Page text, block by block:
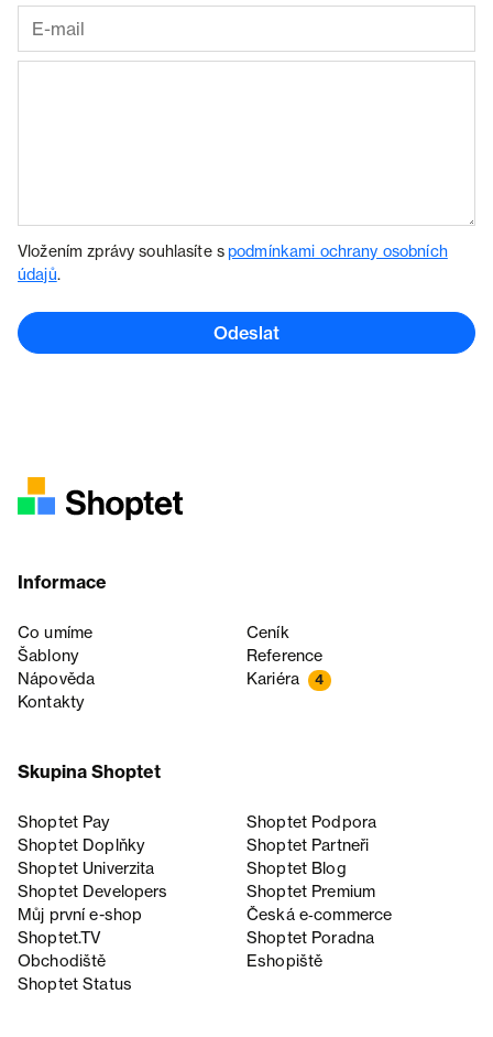
Vložením zprávy souhlasíte spodmínkami ochrany osobních
údajů.
Odeslat
Informace
Co umíme
Ceník
Šablony
Reference
Nápověda
Kariéra 4
Kontakty
Skupina Shoptet
Shoptet Pay
Shoptet Podpora
Shoptet Doplňky
Shoptet Partneři
Shoptet Univerzita
Shoptet Blog
Shoptet Developers
Shoptet Premium
Můj první e-shop
Česká e‑commerce
Shoptet.TV
Shoptet Poradna
Obchodiště
Eshopiště
Shoptet Status